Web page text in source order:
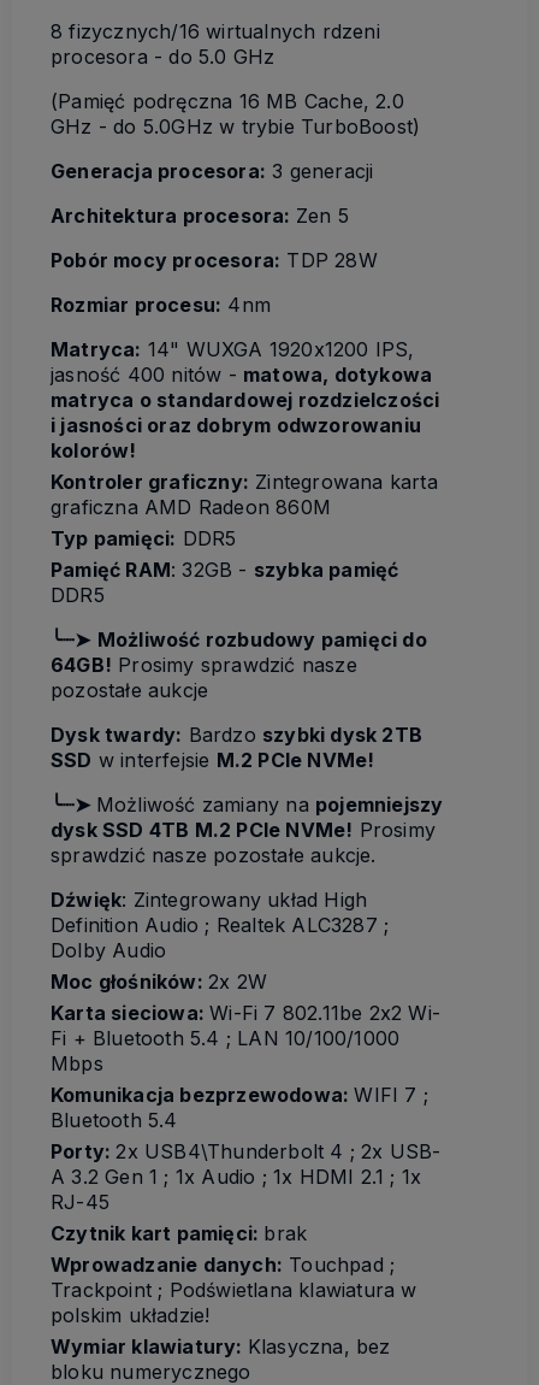
8 fizycznych/16 wirtualnych rdzeni
procesora - do 5.0 GHz
(Pamięć podręczna 16 MB Cache, 2.0
GHz - do 5.0GHz w trybie TurboBoost)
Generacja procesora: 3 generacji
Architektura procesora: Zen 5
Pobór mocy procesora: TDP 28W
Rozmiar procesu: 4nm
Matryca: 14" WUXGA 1920x1200 IPS,
jasność 400 nitów - matowa, dotykowa
matryca o standardowej rozdzielczości
i jasności oraz dobrym odwzorowaniu
kolorów!
Kontroler graficzny: Zintegrowana karta
graficzna AMD Radeon 860M
Typ pamięci: DDR5
Pamięć RAM: 32GB - szybka pamięć
DDR5
╰┈➤ Możliwość rozbudowy pamięci do
64GB! Prosimy sprawdzić nasze
pozostałe aukcje
Dysk twardy: Bardzo szybki dysk 2TB
SSD w interfejsie M.2 PCIe NVMe!
╰┈➤ Możliwość zamiany na pojemniejszy
dysk SSD 4TB M.2 PCIe NVMe! Prosimy
sprawdzić nasze pozostałe aukcje.
Dźwięk: Zintegrowany układ High
Definition Audio ; Realtek ALC3287 ;
Dolby Audio
Moc głośników: 2x 2W
Karta sieciowa:Wi-Fi 7 802.11be 2x2 Wi-
Fi + Bluetooth 5.4 ; LAN 10/100/1000
Mbps
Komunikacja bezprzewodowa:WIFI 7 ;
Bluetooth 5.4
Porty: 2x USB4\Thunderbolt 4 ; 2x USB-
A 3.2 Gen 1 ; 1x Audio ; 1x HDMI 2.1 ; 1x
RJ-45
Czytnik kart pamięci: brak
Wprowadzanie danych: Touchpad ;
Trackpoint ; Podświetlana klawiatura w
polskim układzie!
Wymiar klawiatury: Klasyczna, bez
bloku numerycznego